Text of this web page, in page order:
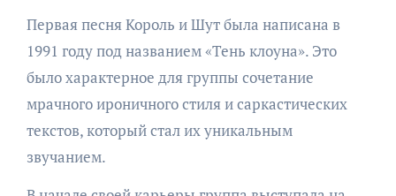
Первая песня Король и Шут была написана в
1991 году под названием «Тень клоуна». Это
было характерное для группы сочетание
мрачного ироничного стиля и саркастических
текстов, который стал их уникальным
звучанием.